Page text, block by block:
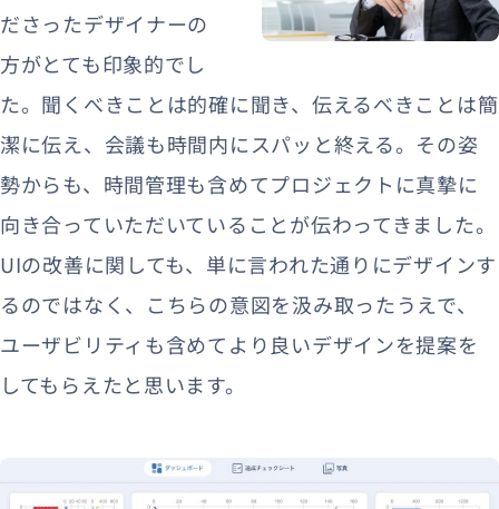
ださったデザイナーの
方がとても印象的でし
た。聞くべきことは的確に聞き、伝えるべきことは簡
潔に伝え、会議も時間内にスパッと終える。その姿
勢からも、時間管理も含めてプロジェクトに真摯に
向き合っていただいていることが伝わってきました。
UIの改善に関しても、単に言われた通りにデザインす
るのではなく、こちらの意図を汲み取ったうえで、
ユーザビリティも含めてより良いデザインを提案を
してもらえたと思います。